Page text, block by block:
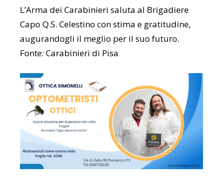
L’Arma dei Carabinieri saluta al Brigadiere
Capo Q.S. Celestino con stima e gratitudine,
augurandogli il meglio per il suo futuro.
Fonte: Carabinieri di Pisa